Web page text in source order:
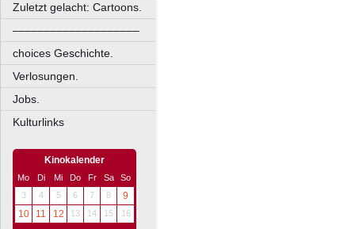
Zuletzt gelacht: Cartoons.
––––––––––––––––––––
choices Geschichte.
Verlosungen.
Jobs.
Kulturlinks
Kinokalender
Mo Di Mi Do Fr Sa
So
3
4 5 6 7 8
9
10
11 12 13 14 15 16